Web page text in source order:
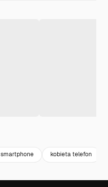
smartphone kobieta telefon